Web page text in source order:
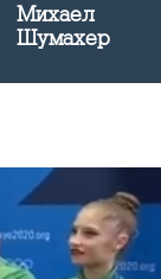
Михаел
Шумахер